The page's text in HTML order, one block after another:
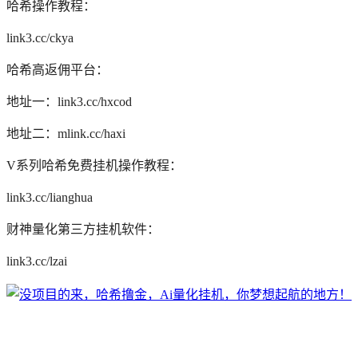
哈希操作教程：
link3.cc/ckya
哈希高返佣平台：
地址一：link3.cc/hxcod
地址二：mlink.cc/haxi
V系列哈希免费挂机操作教程：
link3.cc/lianghua
财神量化第三方挂机软件：
link3.cc/lzai